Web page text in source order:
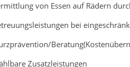
von Essen auf Rädern
bei
Zusatzleistungen